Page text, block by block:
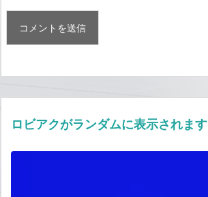
ロビアクがランダムに表示されます